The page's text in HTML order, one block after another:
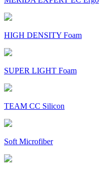
HIGH DENSITY Foam
SUPER LIGHT Foam
TEAM CC Silicon
Soft Microfiber